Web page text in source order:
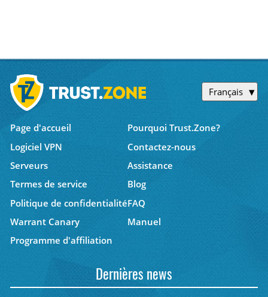
Français
Page d'accueil
Pourquoi Trust.Zone?
Logiciel VPN
Contactez-nous
Serveurs
Assistance
Termes de service
Blog
Politique de confidentialitéFAQ
Warrant Canary
Manuel
Programme d'affiliation
Dernières news